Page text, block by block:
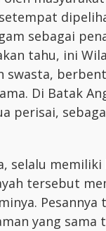
sebagai
tahu, ini
swasta,
Di Batak
perisai,
selalu
tersebut
yang